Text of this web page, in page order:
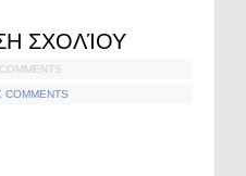
ΣΧΟΛΊΟΥ
COMMENTS